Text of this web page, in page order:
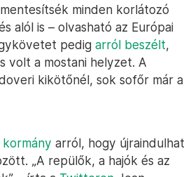
minden korlátozó
alól is – olvasható az Európai
pedig arról beszélt,
volt a mostani helyzet. A
kikötőnél, sok sofőr már a
arról, hogy újraindulhat
„A repülők, a hajók és az